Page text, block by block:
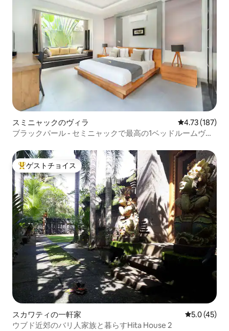
スミニャックのヴィラ レビュー187
4.73 (187)
ブラックパール - セミニャックで最高の1ベッドルームヴィ
大好評のゲストチョイスです。
ゲストチョイス
スカワティの一軒家 レビュー45
5.0 (45)
ウブド近郊のバリ人家族と暮らすHita House 2